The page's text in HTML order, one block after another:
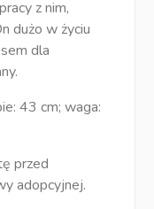
z nim,
dużo w życiu
dla
43 cm; waga:
przed
adopcyjnej.